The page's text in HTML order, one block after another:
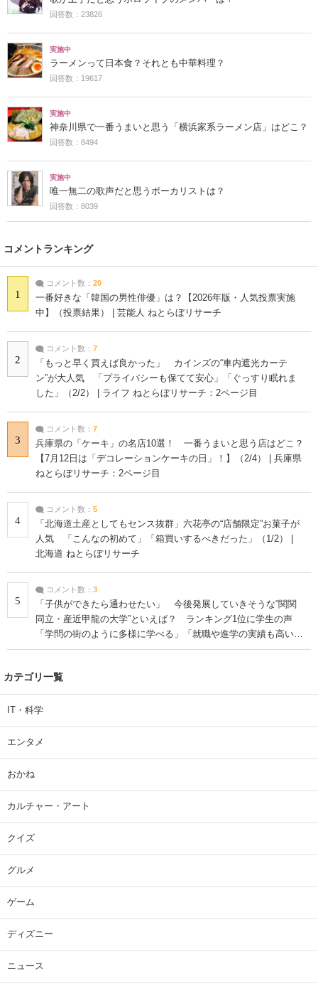
回答数：23826
実施中
ラーメンって日本食？それとも中華料理？
回答数：19617
実施中
神奈川県で一番うまいと思う「横浜家系ラーメン店」はどこ？
回答数：8494
実施中
唯一無二の歌声だと思うボーカリストは？
回答数：8039
コメントランキング
1
コメント数： 20
一番好きな「韓国の男性俳優」は？【2026年版・人気投票実施
中】（投票結果） | 芸能人 ねとらぼリサーチ
2
コメント数： 7
「もっと早く買えば良かった」 カインズの“車内遮光カーテ
ン”が大人気 「プライバシーも保てて安心」「ぐっすり眠れま
した」（2/2） | ライフ ねとらぼリサーチ：2ページ目
3
コメント数： 7
兵庫県の「ケーキ」の名店10選！ 一番うまいと思う店はどこ？
【7月12日は「デコレーションケーキの日」！】（2/4） | 兵庫県
ねとらぼリサーチ：2ページ目
4
コメント数： 5
「北海道土産としてもセンス抜群」六花亭の“店舗限定”お菓子が
人気 「こんなの初めて」「箱買いするべきだった」（1/2） |
北海道 ねとらぼリサーチ
5
コメント数： 3
「子供ができたら通わせたい」 今後発展していきそうな“関関
同立・産近甲龍の大学”といえば？ ランキング1位に学生の声
「学問の街のように多様に学べる」「就職や進学の実績も高い」
| 大学 ねとらぼリサーチ
カテゴリ一覧
IT・科学
エンタメ
おかね
カルチャー・アート
クイズ
グルメ
ゲーム
ディズニー
ニュース